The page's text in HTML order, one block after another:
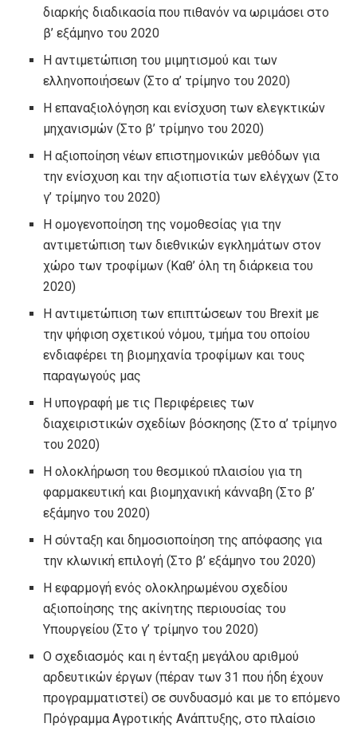
διαρκής διαδικασία που πιθανόν να ωριμάσει στο
β’ εξάμηνο του 2020
Η αντιμετώπιση του μιμητισμού και των
ελληνοποιήσεων (Στο α’ τρίμηνο του 2020)
Η επαναξιολόγηση και ενίσχυση των ελεγκτικών
μηχανισμών (Στο β’ τρίμηνο του 2020)
Η αξιοποίηση νέων επιστημονικών μεθόδων για
την ενίσχυση και την αξιοπιστία των ελέγχων (Στο
γ’ τρίμηνο του 2020)
Η ομογενοποίηση της νομοθεσίας για την
αντιμετώπιση των διεθνικών εγκλημάτων στον
χώρο των τροφίμων (Καθ’ όλη τη διάρκεια του
2020)
Η αντιμετώπιση των επιπτώσεων του Brexit με
την ψήφιση σχετικού νόμου, τμήμα του οποίου
ενδιαφέρει τη βιομηχανία τροφίμων και τους
παραγωγούς μας
Η υπογραφή με τις Περιφέρειες των
διαχειριστικών σχεδίων βόσκησης (Στο α’ τρίμηνο
του 2020)
Η ολοκλήρωση του θεσμικού πλαισίου για τη
φαρμακευτική και βιομηχανική κάνναβη (Στο β’
εξάμηνο του 2020)
Η σύνταξη και δημοσιοποίηση της απόφασης για
την κλωνική επιλογή (Στο β’ εξάμηνο του 2020)
Η εφαρμογή ενός ολοκληρωμένου σχεδίου
αξιοποίησης της ακίνητης περιουσίας του
Υπουργείου (Στο γ’ τρίμηνο του 2020)
Ο σχεδιασμός και η ένταξη μεγάλου αριθμού
αρδευτικών έργων (πέραν των 31 που ήδη έχουν
προγραμματιστεί) σε συνδυασμό και με το επόμενο
Πρόγραμμα Αγροτικής Ανάπτυξης, στο πλαίσιο